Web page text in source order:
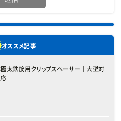
オススメ記事
極太鉄筋用クリップスペーサー｜大型対
応